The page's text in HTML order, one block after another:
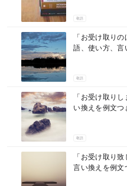
敬語
「お受け取り
語、使い方、言
敬語
「お受け取り
い換えを例文つ
敬語
「お受け取り
言い換えを例文